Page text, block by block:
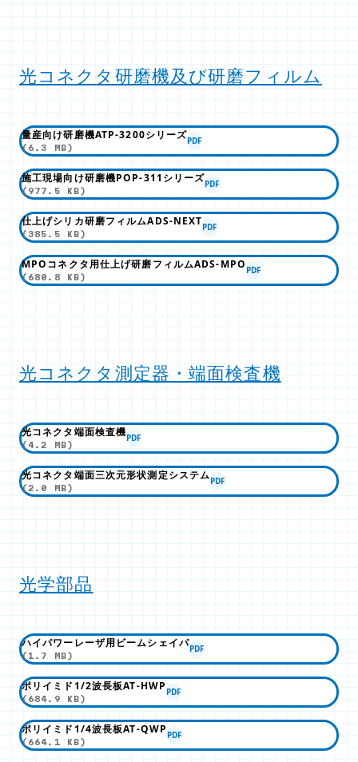
光コネクタ研磨機及び研磨フィルム
量産向け研磨機ATP-3200シリーズ
(6.3 MB)
PDF
施工現場向け研磨機POP-311シリーズ
(977.5 KB)
PDF
仕上げシリカ研磨フィルムADS-NEXT
(385.5 KB)
PDF
MPOコネクタ用仕上げ研磨フィルムADS-MPO
(680.8 KB)
PDF
光コネクタ測定器・端面検査機
光コネクタ端面検査機
(4.2 MB)
PDF
光コネクタ端面三次元形状測定システム
(2.0 MB)
PDF
光学部品
ハイパワーレーザ用ビームシェイパ
(1.7 MB)
PDF
ポリイミド1/2波長板AT-HWP
(684.9 KB)
PDF
ポリイミド1/4波長板AT-QWP
(664.1 KB)
PDF